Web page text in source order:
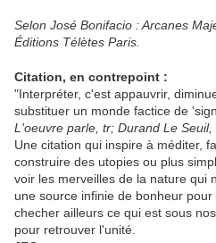
Selon José Bonifacio : Arcanes
Éditions Télètes Paris.
Citation, en contrepoint :
"Interpréter, c'est appauvrir,
substituer un monde factice de
L'oeuvre parle, tr; Durand Le Seuil,
Une citation qui inspire à méditer,
construire des utopies ou plus
voir les merveilles de la nature qui
une source infinie de bonheur
checher ailleurs ce qui est sous
pour retrouver l'unité.